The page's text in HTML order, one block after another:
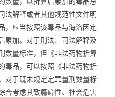
法解释或者其他规范性文件明
，应当按照该毒品与海洛因定
累加。对于刑法、司法解释及
数量标准，但《非法药物折算
毒品，可以按照《非法药物折
对于既未规定定罪量刑数量标
合考虑其致瘾癖性、社会危害